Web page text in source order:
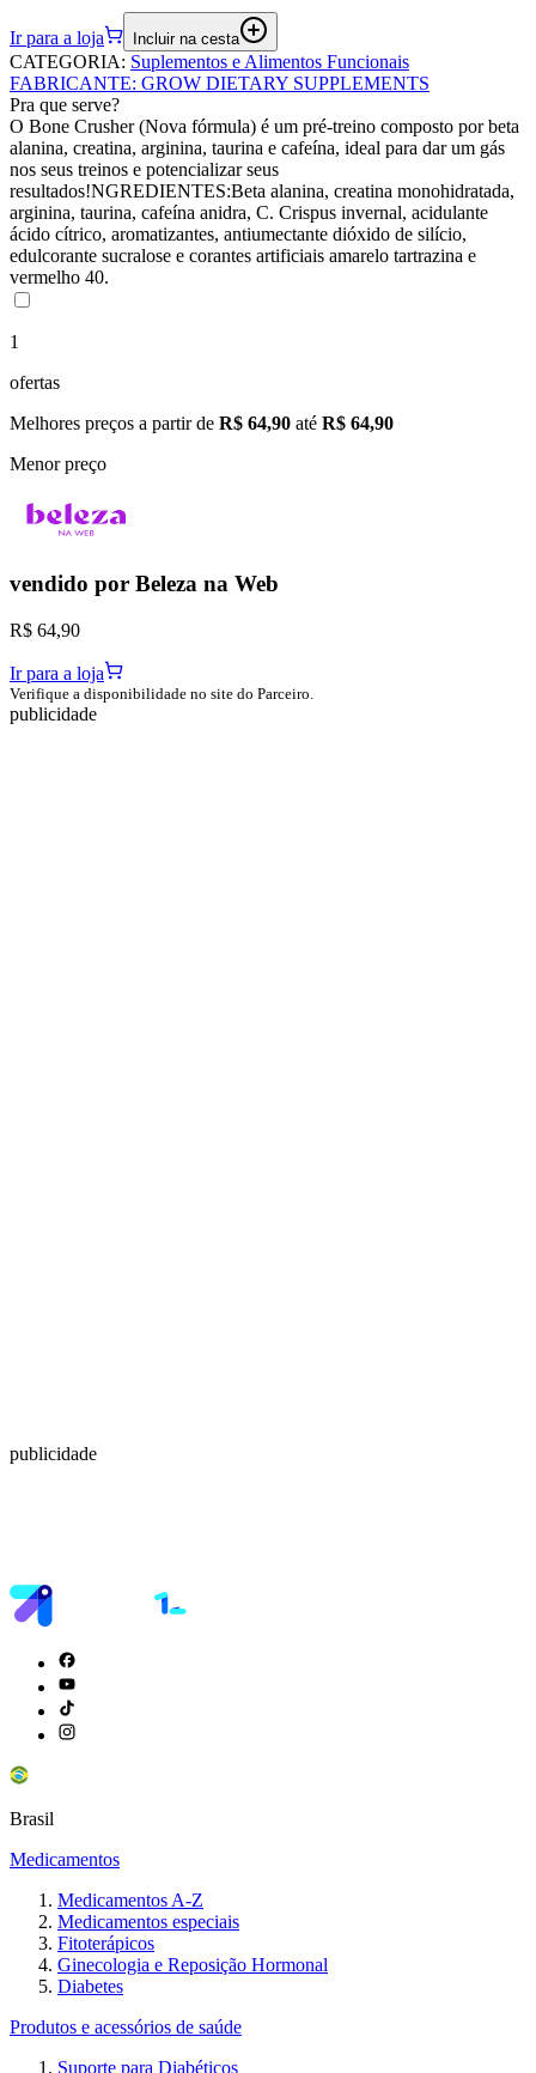
Ir para a loja Incluir na cesta
CATEGORIA: Suplementos e Alimentos Funcionais
FABRICANTE: GROW DIETARY SUPPLEMENTS
Pra que serve?
O Bone Crusher (Nova fórmula) é um pré-treino composto por beta
alanina, creatina, arginina, taurina e cafeína, ideal para dar um gás
nos seus treinos e potencializar seus
resultados!NGREDIENTES:Beta alanina, creatina monohidratada,
arginina, taurina, cafeína anidra, C. Crispus invernal, acidulante
ácido cítrico, aromatizantes, antiumectante dióxido de silício,
edulcorante sucralose e corantes artificiais amarelo tartrazina e
vermelho 40.
1
ofertas
Melhores preços a partir de R$ 64,90 até R$ 64,90
Menor preço
vendido por Beleza na Web
R$ 64,90
Ir para a loja
Verifique a disponibilidade no site do Parceiro.
publicidade
publicidade
Brasil
Medicamentos
Medicamentos A-Z
Medicamentos especiais
Fitoterápicos
Ginecologia e Reposição Hormonal
Diabetes
Produtos e acessórios de saúde
Suporte para Diabéticos